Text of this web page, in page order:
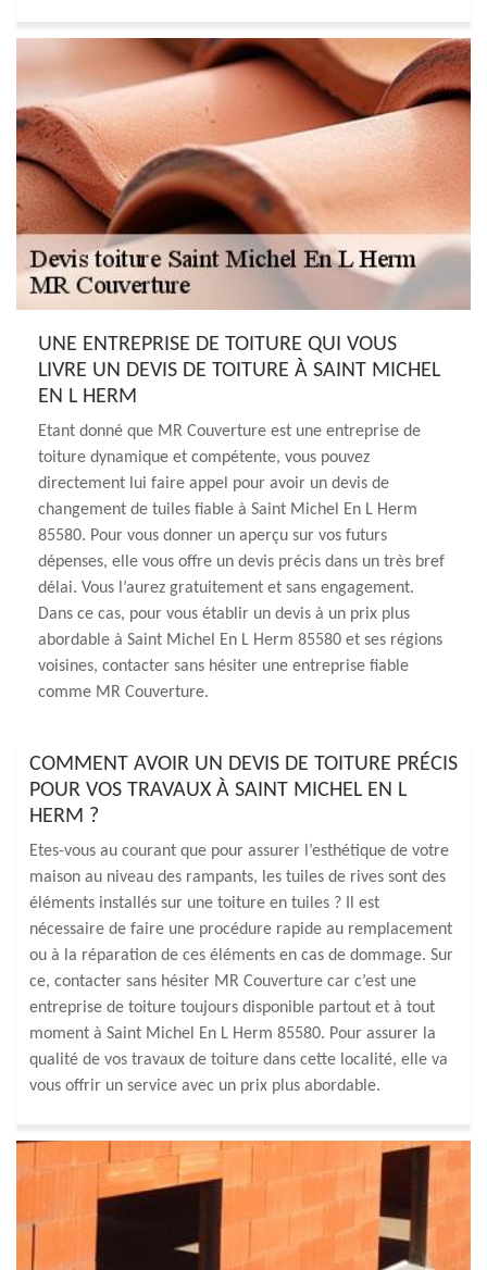
UNE ENTREPRISE DE TOITURE QUI VOUS
LIVRE UN DEVIS DE TOITURE À SAINT MICHEL
EN L HERM
Etant donné que MR Couverture est une entreprise de
toiture dynamique et compétente, vous pouvez
directement lui faire appel pour avoir un devis de
changement de tuiles fiable à Saint Michel En L Herm
85580. Pour vous donner un aperçu sur vos futurs
dépenses, elle vous offre un devis précis dans un très bref
délai. Vous l’aurez gratuitement et sans engagement.
Dans ce cas, pour vous établir un devis à un prix plus
abordable à Saint Michel En L Herm 85580 et ses régions
voisines, contacter sans hésiter une entreprise fiable
comme MR Couverture.
COMMENT AVOIR UN DEVIS DE TOITURE PRÉCIS
POUR VOS TRAVAUX À SAINT MICHEL EN L
HERM ?
Etes-vous au courant que pour assurer l’esthétique de votre
maison au niveau des rampants, les tuiles de rives sont des
éléments installés sur une toiture en tuiles ? Il est
nécessaire de faire une procédure rapide au remplacement
ou à la réparation de ces éléments en cas de dommage. Sur
ce, contacter sans hésiter MR Couverture car c’est une
entreprise de toiture toujours disponible partout et à tout
moment à Saint Michel En L Herm 85580. Pour assurer la
qualité de vos travaux de toiture dans cette localité, elle va
vous offrir un service avec un prix plus abordable.